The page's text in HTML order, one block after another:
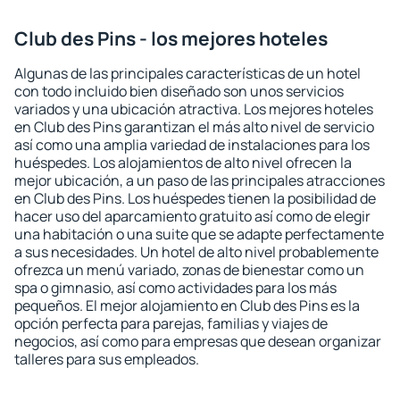
Club des Pins - los mejores hoteles
Algunas de las principales características de un hotel
con todo incluido bien diseñado son unos servicios
variados y una ubicación atractiva. Los mejores hoteles
en Club des Pins garantizan el más alto nivel de servicio
así como una amplia variedad de instalaciones para los
huéspedes. Los alojamientos de alto nivel ofrecen la
mejor ubicación, a un paso de las principales atracciones
en Club des Pins. Los huéspedes tienen la posibilidad de
hacer uso del aparcamiento gratuito así como de elegir
una habitación o una suite que se adapte perfectamente
a sus necesidades. Un hotel de alto nivel probablemente
ofrezca un menú variado, zonas de bienestar como un
spa o gimnasio, así como actividades para los más
pequeños. El mejor alojamiento en Club des Pins es la
opción perfecta para parejas, familias y viajes de
negocios, así como para empresas que desean organizar
talleres para sus empleados.